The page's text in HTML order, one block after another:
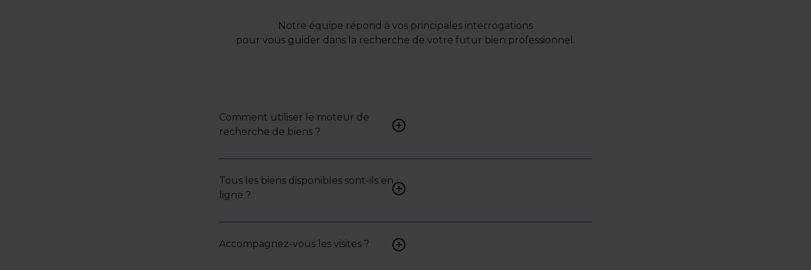
Notre équipe répond à vos principales interrogations
pour vous guider dans la recherche de votre futur bien professionnel.
Comment utiliser le moteur de
recherche de biens ?
Renseignez vos critères (type de bien,
une liste de biens ciblés.
Tous les biens disponibles sont-ils en
ligne ?
Non. Certains biens sont proposés en
: contactez-nous pour y accéder.
Accompagnez-vous les visites ?
Oui, nous organisons les visites,